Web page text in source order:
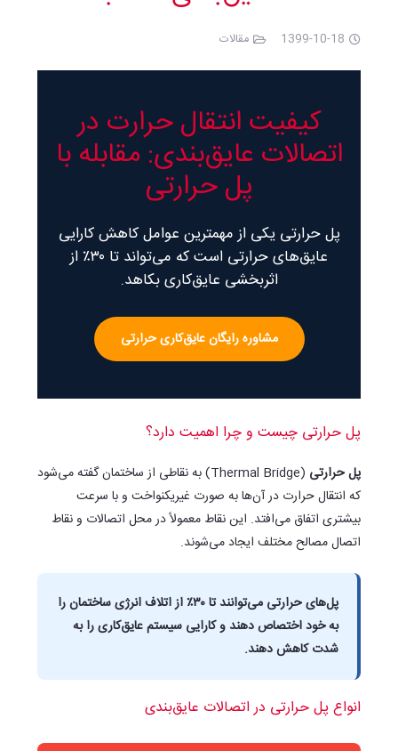
1399-10-18 مقالات
کیفیت انتقال حرارت در
اتصالات عایق‌بندی: مقابله با
پل حرارتی
پل حرارتی یکی از مهمترین عوامل کاهش کارایی
عایق‌های حرارتی است که می‌تواند تا ۳۰٪ از
اثربخشی عایق‌کاری بکاهد.
مشاوره رایگان عایق‌کاری حرارتی
پل حرارتی چیست و چرا اهمیت دارد؟
پل حرارتی
(Thermal Bridge) به نقاطی از ساختمان گفته می‌شود
که انتقال حرارت در آن‌ها به صورت غیریکنواخت و با سرعت
بیشتری اتفاق می‌افتد. این نقاط معمولاً در محل اتصالات و نقاط
اتصال مصالح مختلف ایجاد می‌شوند.
پل‌های حرارتی می‌توانند تا ۳۰٪ از اتلاف انرژی ساختمان را
به خود اختصاص دهند و کارایی سیستم عایق‌کاری را به
شدت کاهش دهند.
انواع پل حرارتی در اتصالات عایق‌بندی